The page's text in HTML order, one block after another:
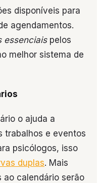
disponíveis para
agendamentos.
essenciais pelos
melhor sistema de
o ajuda a
trabalhos e eventos
psicólogos, isso
duplas. Mais
ao calendário serão